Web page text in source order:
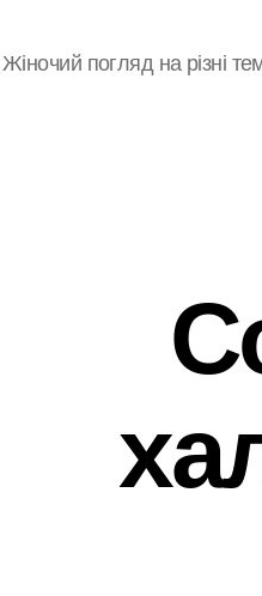
Жіночий погляд на різні